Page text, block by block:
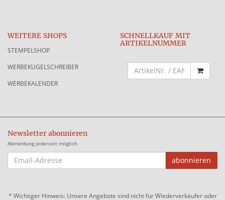
WEITERE SHOPS
STEMPELSHOP
WERBEKUGELSCHREIBER
WERBEKALENDER
SCHNELLKAUF MIT
ARTIKELNUMMER
Newsletter abonnieren
Abmeldung jederzeit möglich
EMAIL-
ADRESSE
abonnieren
* Wichtiger Hinweis: Unsere Angebote sind nicht für Wiederverkäufer oder